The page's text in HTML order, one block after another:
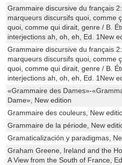
Grammaire discursive du français
marqueurs discursifs quoi, comme
quoi, comme qui dirait, genre / B.
interjections ah, oh, eh, Ed. 1New
Grammaire discursive du français
marqueurs discursifs quoi, comme
quoi, comme qui dirait, genre / B.
interjections ah, oh, eh, Ed. 1New
«Grammaire des Dames»-
Dame», New edition
Grammaire des couleurs, New
Grammaire de la période, New
Gramaticalización y paradigmas,
Graham Greene, Ireland and the
A View from the South of France,